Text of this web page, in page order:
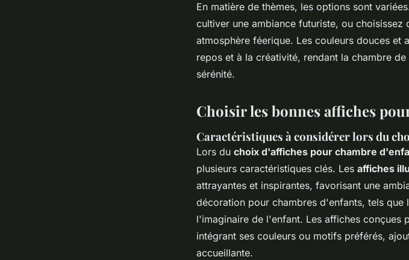
En matière de thèmes, les options sont
cultiver une ambiance futuriste, ou
atmosphère féerique. Les couleurs douces et
repos et à la créativité, rendant la chambre
sérénité.
Choisir les bonnes affiches
Caractéristiques à considérer lors du
Lors du choix d'affiches pour chambre
plusieurs caractéristiques clés. Les affiches
attrayantes et inspirantes, favorisant une
décoration pour chambres d'enfants, tels
l'imaginaire de l'enfant. Les affiches conçues
intégrant ses couleurs ou motifs préférés,
accueillante.